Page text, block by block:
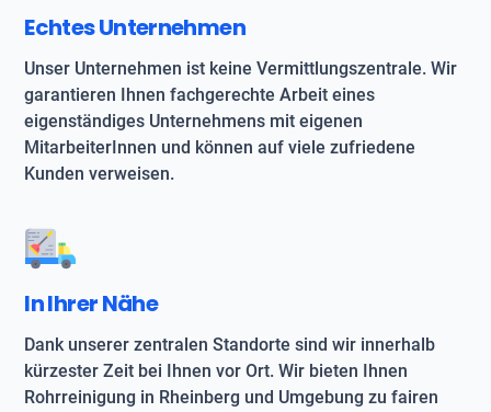
Echtes Unternehmen
Unser Unternehmen ist keine Vermittlungszentrale. Wir
garantieren Ihnen fachgerechte Arbeit eines
eigenständiges Unternehmens mit eigenen
MitarbeiterInnen und können auf viele zufriedene
Kunden verweisen.
In Ihrer Nähe
Dank unserer zentralen Standorte sind wir innerhalb
kürzester Zeit bei Ihnen vor Ort. Wir bieten Ihnen
Rohrreinigung in Rheinberg und Umgebung zu fairen